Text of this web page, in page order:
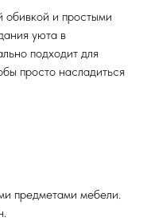
обивкой и простыми
уюта в
подходит для
просто насладиться
предметами мебели.